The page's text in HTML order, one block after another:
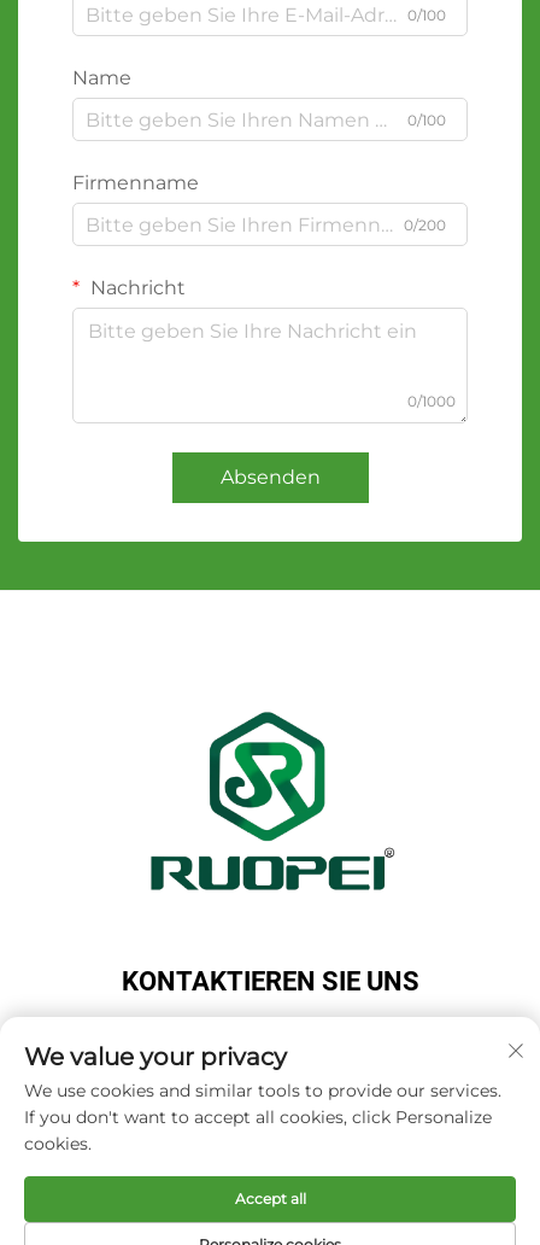
0/100
Name
0/100
Firmenname
0/200
Nachricht
0/1000
Absenden
KONTAKTIEREN SIE UNS
City, Jinhua City, Zhejiang Province, China
Tel.:+86-13616897017
E-Mail:[email protected]
Copyright © Zhejiang Ruopei Crafts Co., Ltd -
Datenschutzrichtlinie
We value your privacy
We use cookies and similar tools to provide our services.
If you don't want to accept all cookies, click Personalize
cookies.
Accept all